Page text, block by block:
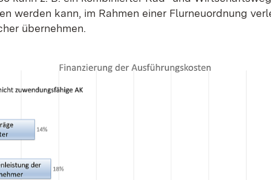
werden kann, im Rahmen einer Flurneuordnung
übernehmen.